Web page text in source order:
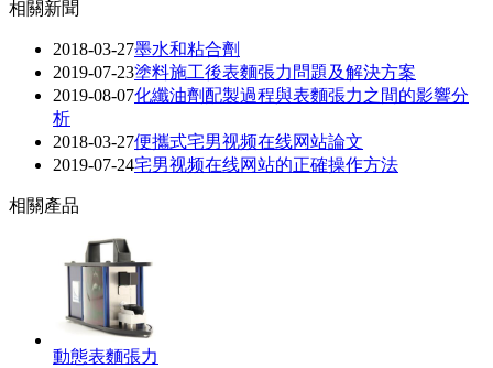
相關新聞
2018-03-27墨水和粘合劑
2019-07-23塗料施工後表麵張力問題及解決方案
2019-08-07化纖油劑配製過程與表麵張力之間的影響分
析
2018-03-27便攜式宅男视频在线网站論文
2019-07-24宅男视频在线网站的正確操作方法
相關產品
動態表麵張力